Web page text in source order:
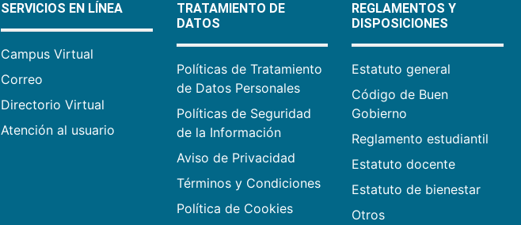
SERVICIOS EN LÍNEA
Campus Virtual
Correo
Directorio Virtual
Atención al usuario
TRATAMIENTO DE
DATOS
Políticas de Tratamiento
de Datos Personales
Políticas de Seguridad
de la Información
Aviso de Privacidad
Términos y Condiciones
Política de Cookies
REGLAMENTOS Y
DISPOSICIONES
Estatuto general
Código de Buen
Gobierno
Reglamento estudiantil
Estatuto docente
Estatuto de bienestar
Otros